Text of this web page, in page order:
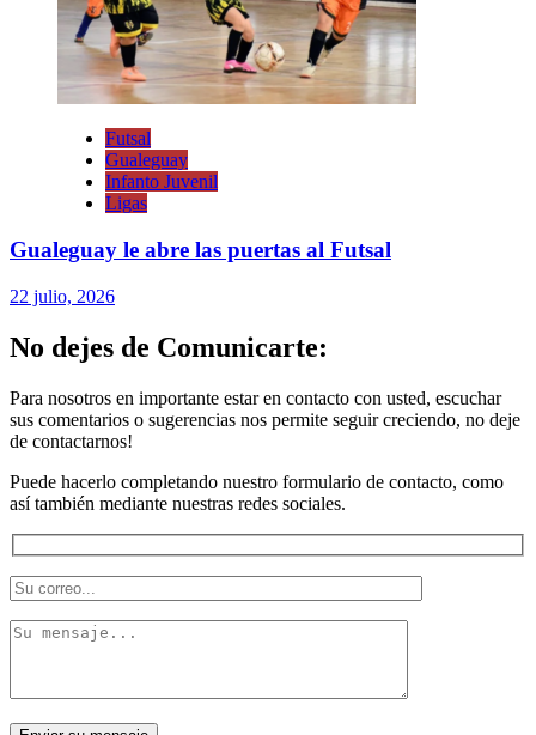
Futsal
Gualeguay
Infanto Juvenil
Ligas
Gualeguay le abre las puertas al Futsal
22 julio, 2026
No dejes de Comunicarte:
Para nosotros en importante estar en contacto con usted, escuchar
sus comentarios o sugerencias nos permite seguir creciendo, no deje
de contactarnos!
Puede hacerlo completando nuestro formulario de contacto, como
así también mediante nuestras redes sociales.